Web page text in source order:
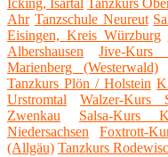
Icking, Isartal Tanzkurs
Ahr Tanzschule Neureut
Eisingen, Kreis Würzburg
Albershausen
Jive-Kurs
Marienberg (Westerwald)
Tanzkurs Plön / Holstein
Urstromtal
Walzer-Kurs
Zwenkau
Salsa-Kurs
Niedersachsen
Foxtrott-
(Allgäu) Tanzkurs